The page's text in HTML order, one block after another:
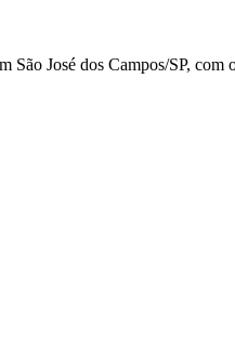
São José dos Campos/SP,